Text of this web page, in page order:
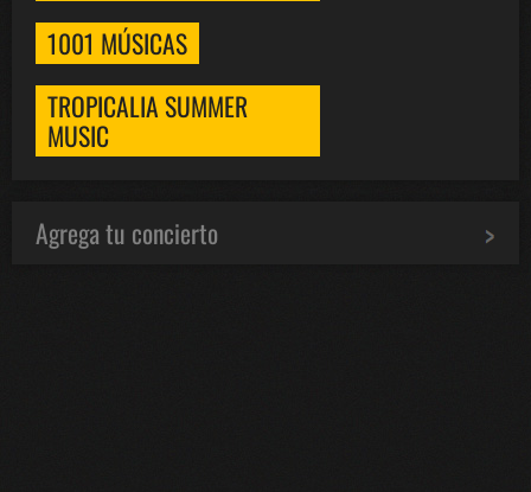
1001 MÚSICAS
TROPICALIA SUMMER
MUSIC
Agrega tu concierto